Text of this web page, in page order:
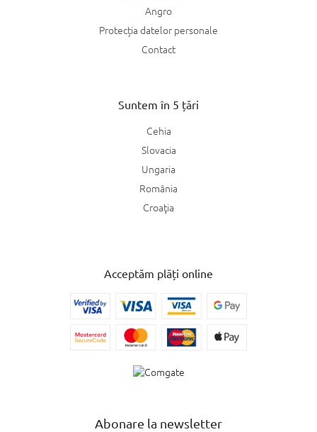
Angro
Protecția datelor personale
Contact
Suntem în 5 țări
Cehia
Slovacia
Ungaria
România
Croaţia
Acceptăm plăți online
Abonare la newsletter